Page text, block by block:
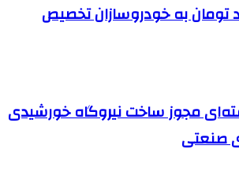
تومان به خودروسازان تخصیص
مجوز ساخت نیروگاه خورشیدی
صنعتی